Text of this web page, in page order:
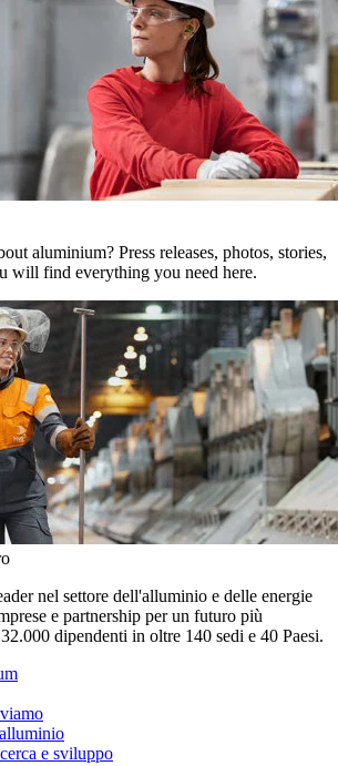
aluminium? Press releases, photos, stories,
will find everything you need here.
nel settore dell'alluminio e delle energie
e partnership per un futuro più
dipendenti in oltre 140 sedi e 40 Paesi.
e sviluppo